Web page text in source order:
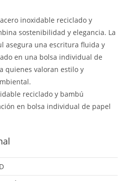
inoxidable reciclado y
sostenibilidad y elegancia. La
asegura una escritura fluida y
en una bolsa individual de
quienes valoran estilo y
reciclado y bambú
en bolsa individual de papel